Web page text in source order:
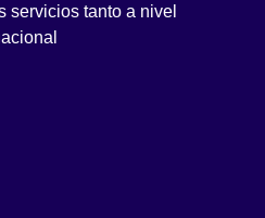
servicios tanto a nivel